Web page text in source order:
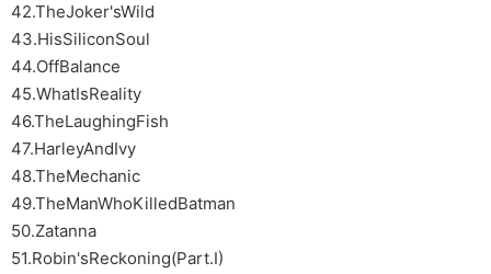
42.TheJoker'sWild
43.HisSiliconSoul
44.OffBalance
45.WhatIsReality
46.TheLaughingFish
47.HarleyAndIvy
48.TheMechanic
49.TheManWhoKilledBatman
50.Zatanna
51.Robin'sReckoning(Part.I)